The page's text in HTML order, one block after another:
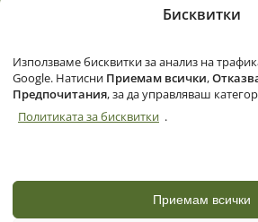
Бисквитки
Използваме бисквитки за анализ на
Google. Натисни Приемам всички,
Предпочитания, за да управляваш
Политиката за бисквитки .
Приемам всички
НачалоКатегорииПолитика за